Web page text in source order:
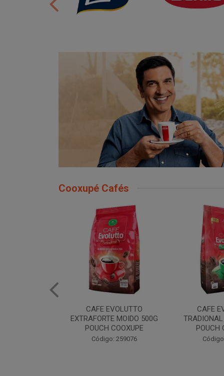
Cooxupé Cafés
CAFE EVOLUTTO
TRADIONAL MOIDO 500G
POUCH COOXUPE
Código: 259077
CAFE
MOIDO